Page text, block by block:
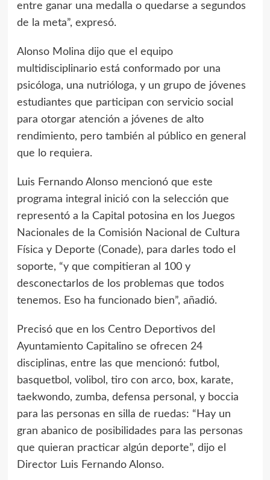
entre ganar una medalla o quedarse a segundos
de la meta”, expresó.
Alonso Molina dijo que el equipo
multidisciplinario está conformado por una
psicóloga, una nutrióloga, y un grupo de jóvenes
estudiantes que participan con servicio social
para otorgar atención a jóvenes de alto
rendimiento, pero también al público en general
que lo requiera.
Luis Fernando Alonso mencionó que este
programa integral inició con la selección que
representó a la Capital potosina en los Juegos
Nacionales de la Comisión Nacional de Cultura
Física y Deporte (Conade), para darles todo el
soporte, “y que compitieran al 100 y
desconectarlos de los problemas que todos
tenemos. Eso ha funcionado bien”, añadió.
Precisó que en los Centro Deportivos del
Ayuntamiento Capitalino se ofrecen 24
disciplinas, entre las que mencionó: futbol,
basquetbol, volibol, tiro con arco, box, karate,
taekwondo, zumba, defensa personal, y boccia
para las personas en silla de ruedas: “Hay un
gran abanico de posibilidades para las personas
que quieran practicar algún deporte”, dijo el
Director Luis Fernando Alonso.